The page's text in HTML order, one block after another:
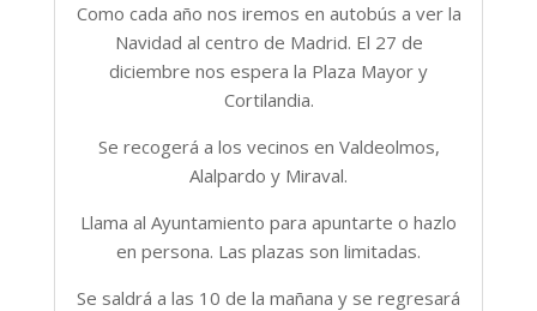
Como cada año nos iremos en autobús a ver la
Navidad al centro de Madrid. El 27 de
diciembre nos espera la Plaza Mayor y
Cortilandia.
Se recogerá a los vecinos en Valdeolmos,
Alalpardo y Miraval.
Llama al Ayuntamiento para apuntarte o hazlo
en persona. Las plazas son limitadas.
Se saldrá a las 10 de la mañana y se regresará